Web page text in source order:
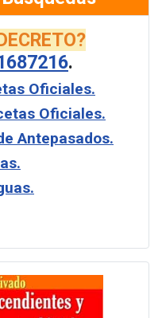
.
Oficiales.
Oficiales.
Antepasados.